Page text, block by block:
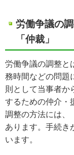
労働争議の
「仲裁」
労働争議の調整と
務時間などの問題
則として当事者か
するための仲介・
調整の方法には、
あります。手続き
います。